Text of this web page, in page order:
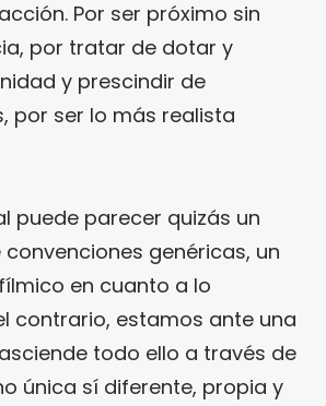
Por ser próximo sin
por tratar de dotar y
y prescindir de
por ser lo más realista
puede parecer quizás un
genéricas, un
fílmico en cuanto a lo
contrario, estamos ante una
todo ello a través de
única sí diferente, propia y